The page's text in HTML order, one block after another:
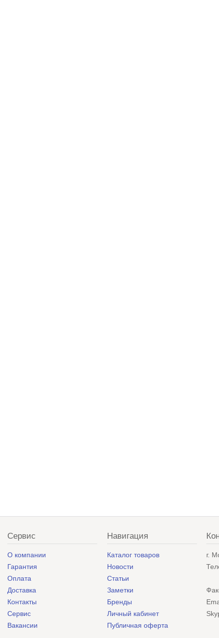
Сервис
О компании
Гарантия
Оплата
Доставка
Контакты
Сервис
Вакансии
Навигация
Каталог товаров
Новости
Статьи
Заметки
Бренды
Личный кабинет
Публичная оферта
г.